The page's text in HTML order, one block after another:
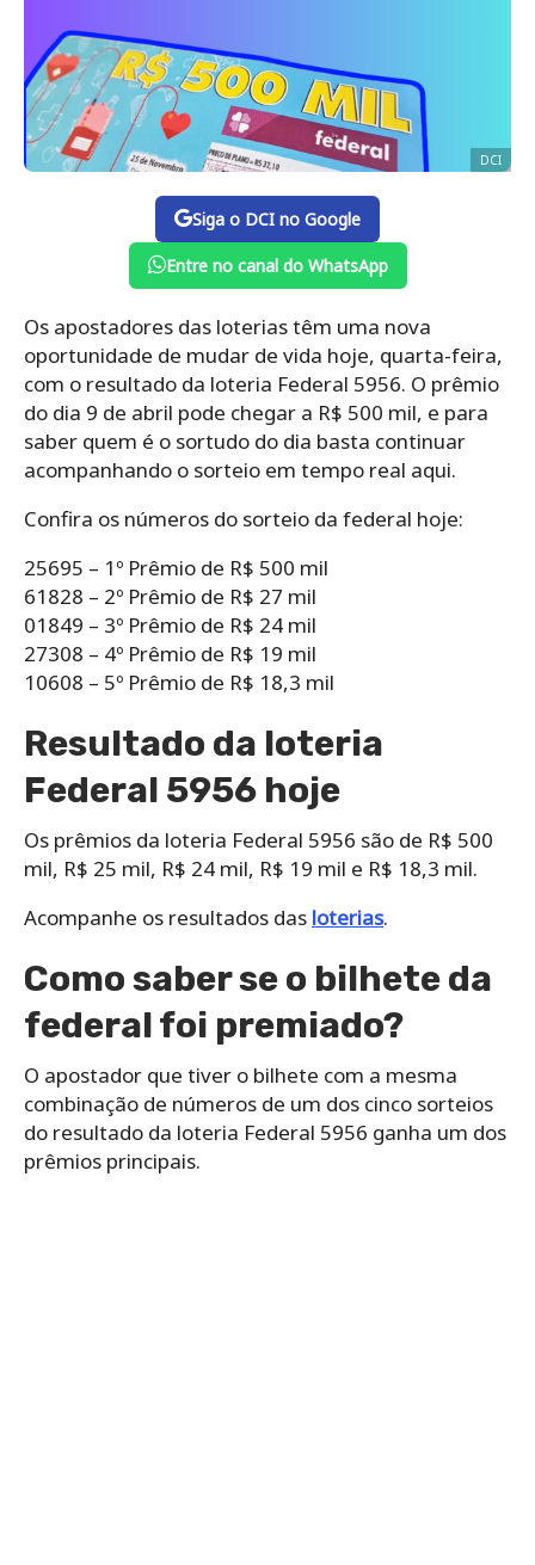
DCI
Siga o DCI no Google
Entre no canal do WhatsApp
Os apostadores das loterias têm uma nova
oportunidade de mudar de vida hoje, quarta-feira,
com o resultado da loteria Federal 5956. O prêmio
do dia 9 de abril pode chegar a R$ 500 mil, e para
saber quem é o sortudo do dia basta continuar
acompanhando o sorteio em tempo real aqui.
Confira os números do sorteio da federal hoje:
25695 – 1º Prêmio de R$ 500 mil
61828 – 2º Prêmio de R$ 27 mil
01849 – 3º Prêmio de R$ 24 mil
27308 – 4º Prêmio de R$ 19 mil
10608 – 5º Prêmio de R$ 18,3 mil
Resultado da loteria
Federal 5956 hoje
Os prêmios da loteria Federal 5956 são de R$ 500
mil, R$ 25 mil, R$ 24 mil, R$ 19 mil e R$ 18,3 mil.
Acompanhe os resultados das loterias.
Como saber se o bilhete da
federal foi premiado?
O apostador que tiver o bilhete com a mesma
combinação de números de um dos cinco sorteios
do resultado da loteria Federal 5956 ganha um dos
prêmios principais.